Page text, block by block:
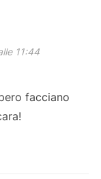
11:44
facciano